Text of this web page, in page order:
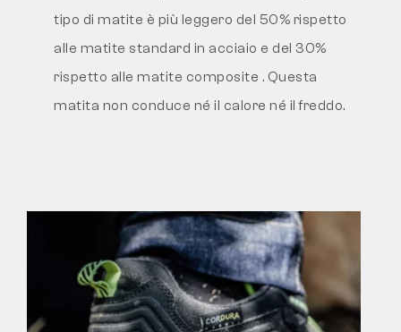
tipo di matite è più leggero del 50% rispetto
alle matite standard in acciaio e del 30%
rispetto alle matite composite . Questa
matita non conduce né il calore né il freddo.